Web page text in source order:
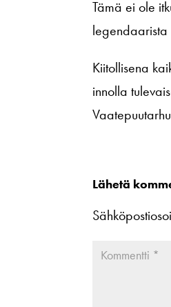
Tämä ei ole
legendaarista
Kiitollisena
innolla
Lähetä